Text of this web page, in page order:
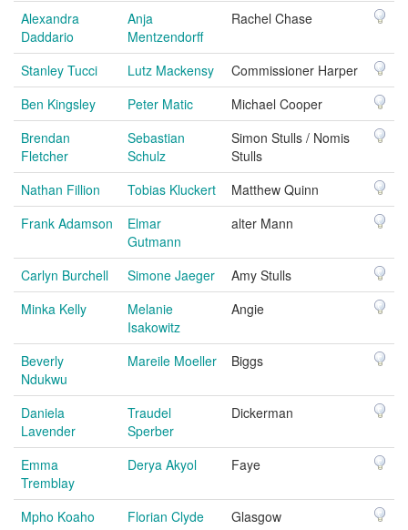
Alexandra
Daddario
Anja
Mentzendorff
Rachel Chase
Stanley Tucci Lutz Mackensy
Commissioner Harper
Ben Kingsley
Peter Matic
Michael Cooper
Brendan
Fletcher
Sebastian
Schulz
Simon Stulls / Nomis
Stulls
Nathan Fillion
Tobias Kluckert
Matthew Quinn
Frank Adamson
Elmar
Gutmann
alter Mann
Carlyn Burchell Simone Jaeger
Amy Stulls
Minka Kelly
Melanie
Isakowitz
Angie
Beverly
Ndukwu
Mareile Moeller Biggs
Daniela
Lavender
Traudel
Sperber
Dickerman
Emma
Tremblay
Derya Akyol Faye
Mpho Koaho Florian Clyde
Glasgow